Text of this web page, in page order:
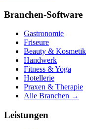
Branchen-Software
Gastronomie
Friseure
Beauty & Kosmetik
Handwerk
Fitness & Yoga
Hotellerie
Praxen & Therapie
Alle Branchen →
Leistungen